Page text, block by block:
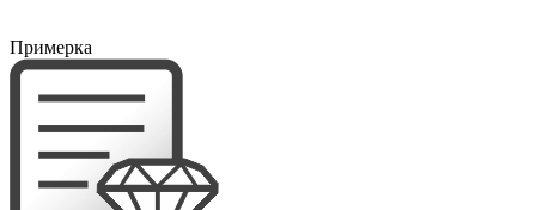
Примерка